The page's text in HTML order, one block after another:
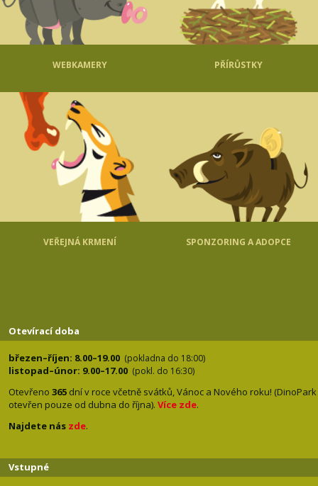
WEBKAMERY PŘÍRŮSTKY
VEŘEJNÁ KRMENÍ SPONZORING A ADOPCE
Otevírací doba
březen–říjen: 8.00–19.00 (pokladna do 18:00)
listopad–únor: 9.00–17.00 (pokl. do 16:30)
Otevřeno 365 dní v roce včetně svátků, Vánoc a Nového roku! (DinoPark
otevřen pouze od dubna do října). Více zde.
Najdete nás zde.
Vstupné